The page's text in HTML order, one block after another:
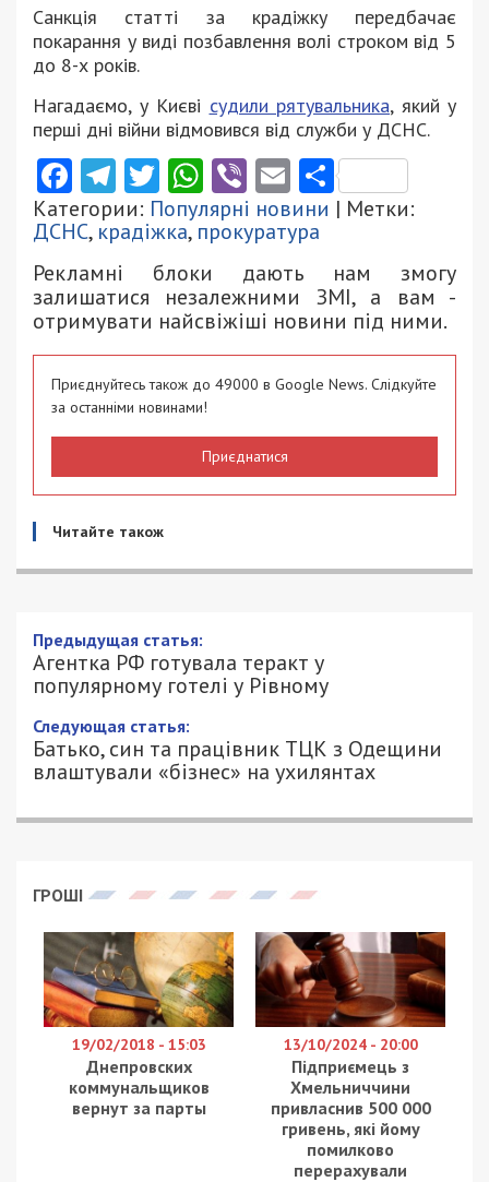
Санкція статті за крадіжку передбачає
покарання у виді позбавлення волі строком від 5
до 8-х років.
Нагадаємо, у Києві судили рятувальника, який у
перші дні війни відмовився від служби у ДСНС.
Facebook
Telegram
Twitter
WhatsApp
ViberEmail
Категории: Популярні новини | Метки:
ДСНС, крадіжка, прокуратура
Рекламні блоки дають нам змогу
залишатися незалежними ЗМІ, а вам -
отримувати найсвіжіші новини під ними.
Приєднуйтесь також до 49000 в Google News. Слідкуйте
за останніми новинами!
Приєднатися
Читайте також
Предыдущая статья:
Агентка РФ готувала теракт у
популярному готелі у Рівному
Следующая статья:
Батько, син та працівник ТЦК з Одещини
влаштували «бізнес» на ухилянтах
ГРОШІ
19/02/2018 - 15:03
Днепровских
коммунальщиков
вернут за парты
13/10/2024 - 20:00
Підприємець з
Хмельниччини
привласнив 500 000
гривень, які йому
помилково
перерахували